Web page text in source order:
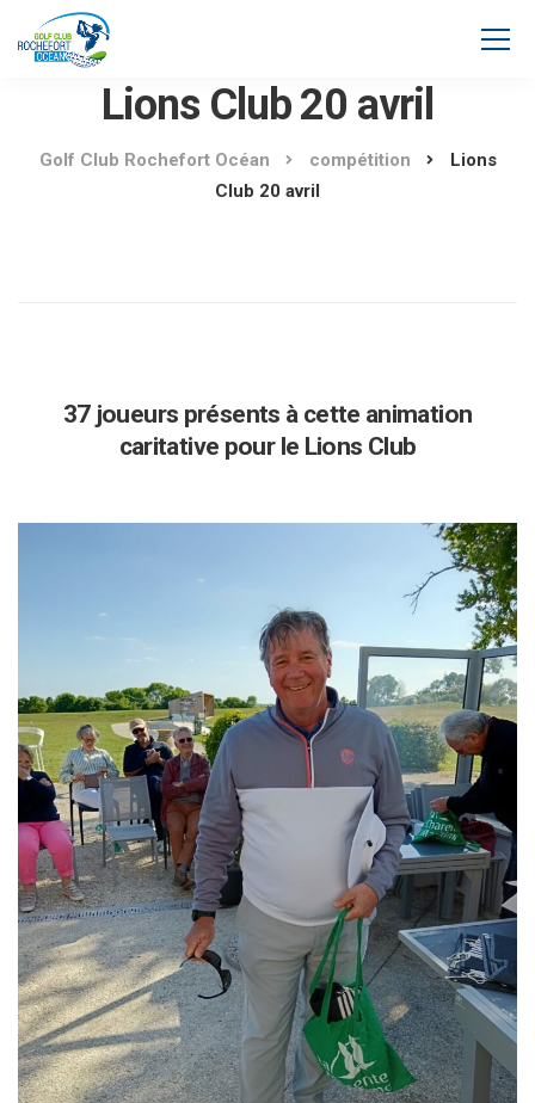
Lions Club 20 avril
Golf Club Rochefort Océan compétition
Lions
Club 20 avril
37 joueurs présents à cette animation
caritative pour le Lions Club